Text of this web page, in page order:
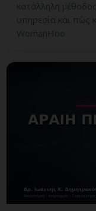
κατάλληλη
υπηρεσία και πώς
WomanHoo